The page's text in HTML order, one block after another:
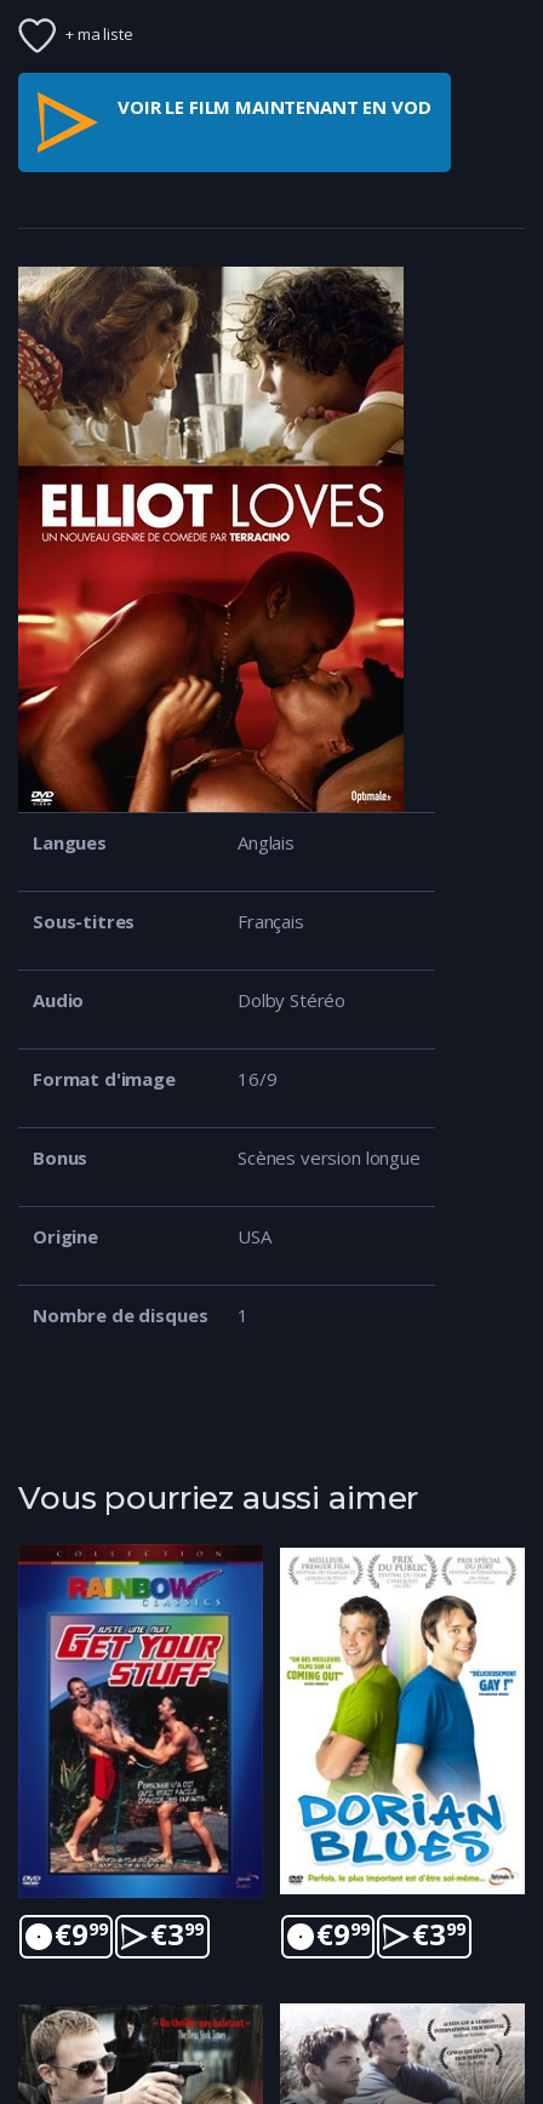
+ ma liste
VOIR LE FILM MAINTENANT EN VOD
Langues Anglais
Sous-titres Français
Audio Dolby Stéréo
Format d'image 16/9
Bonus Scènes version longue
Origine USA
Nombre de disques 1
Vous pourriez aussi aimer
€999 €399 €999 €399